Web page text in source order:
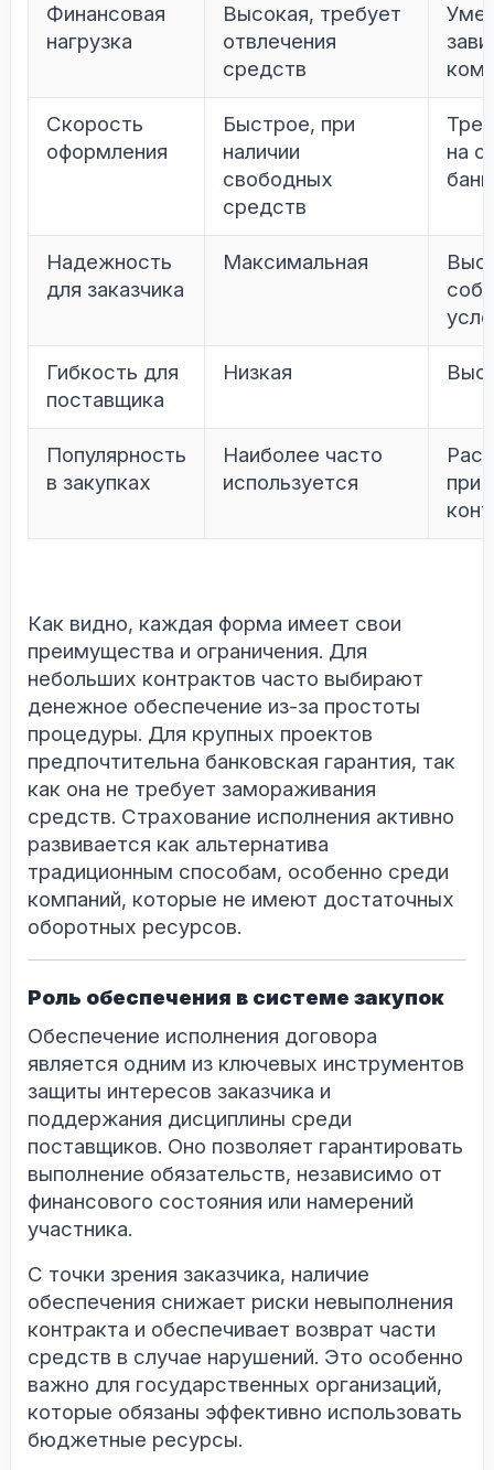
Финансовая
нагрузка
Высокая, требует
отвлечения
средств
Скорость
оформления
Быстрое, при
наличии
свободных
средств
на
Надежность
для заказчика
Максимальная
Гибкость для
поставщика
Низкая
Популярность
в закупках
Наиболее часто
используется
при
Как видно, каждая форма имеет свои
преимущества и ограничения. Для
небольших контрактов часто выбирают
денежное обеспечение из-за простоты
процедуры. Для крупных проектов
предпочтительна банковская гарантия, так
как она не требует замораживания
средств. Страхование исполнения активно
развивается как альтернатива
традиционным способам, особенно среди
компаний, которые не имеют достаточных
оборотных ресурсов.
Роль обеспечения в системе закупок
Обеспечение исполнения договора
является одним из ключевых инструментов
защиты интересов заказчика и
поддержания дисциплины среди
поставщиков. Оно позволяет гарантировать
выполнение обязательств, независимо от
финансового состояния или намерений
участника.
С точки зрения заказчика, наличие
обеспечения снижает риски невыполнения
контракта и обеспечивает возврат части
средств в случае нарушений. Это особенно
важно для государственных организаций,
которые обязаны эффективно использовать
бюджетные ресурсы.